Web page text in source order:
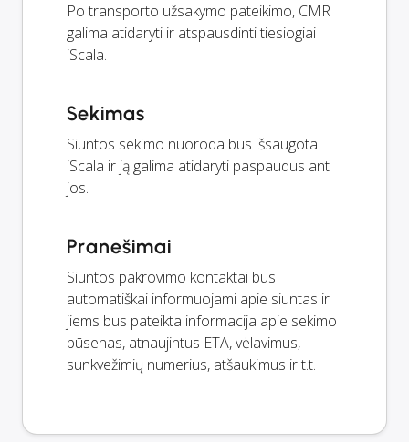
Po transporto užsakymo pateikimo, CMR
galima atidaryti ir atspausdinti tiesiogiai
iScala.
Sekimas
Siuntos sekimo nuoroda bus išsaugota
iScala ir ją galima atidaryti paspaudus ant
jos.
Pranešimai
Siuntos pakrovimo kontaktai bus
automatiškai informuojami apie siuntas ir
jiems bus pateikta informacija apie sekimo
būsenas, atnaujintus ETA, vėlavimus,
sunkvežimių numerius, atšaukimus ir t.t.